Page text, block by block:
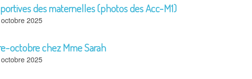
des maternelles (photos des Acc-M1)
2025
octobre chez Mme Sarah
2025